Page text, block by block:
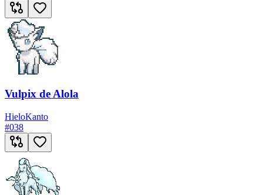
Vulpix de Alola
HieloKanto
#038